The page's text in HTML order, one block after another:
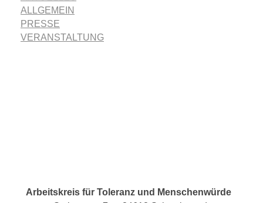
ALLGEMEIN
PRESSE
VERANSTALTUNG
Arbeitskreis für Toleranz und Menschenwürde